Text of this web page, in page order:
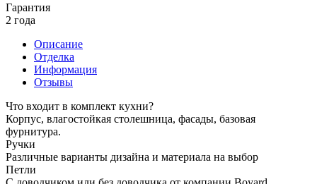
Гарантия
2 года
Описание
Отделка
Информация
Отзывы
Что входит в комплект кухни?
Корпус, влагостойкая столешница, фасады, базовая
фурнитура.
Ручки
Различные варианты дизайна и материала на выбор
Петли